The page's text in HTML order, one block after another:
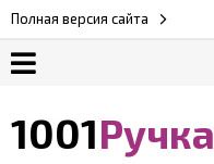
Полная версия сайта
1001Ручка